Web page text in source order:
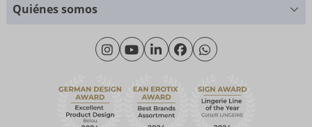
+49 (0)461 50 40 308
Lunes - Jueves: 09:00 - 16:00
Viernes: 09:00 - 15:00
Servicio al cliente
Preguntas más frecuentes (FAQ)
Quiénes somos
Sobre nosotros
Sostenibilidad
eroFame